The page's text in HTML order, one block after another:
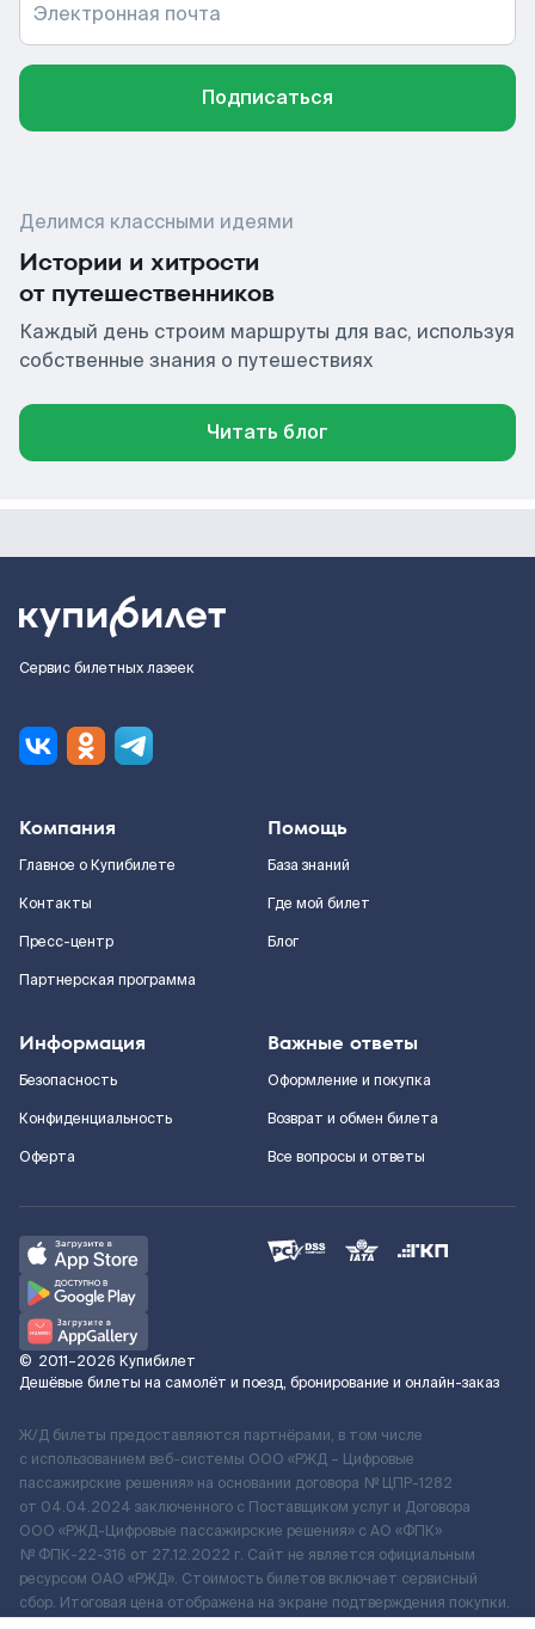
Электронная почта
Подписаться
Делимся классными идеями
Истории и хитрости
от путешественников
Каждый день строим маршруты для вас, используя
собственные знания о путешествиях
Читать блог
Сервис билетных лазеек
Компания
Главное о Купибилете
Контакты
Пресс-центр
Партнерская программа
Помощь
База знаний
Где мой билет
Блог
Информация
Безопасность
Конфиденциальность
Оферта
Важные ответы
Оформление и покупка
Возврат и обмен билета
Все вопросы и ответы
© 2011–2026 Купибилет
Дешёвые билеты на самолёт и поезд, бронирование и онлайн-заказ
Ж/Д билеты предоставляются партнёрами, в том числе
с использованием веб-системы ООО «РЖД – Цифровые
пассажирские решения» на основании договора № ЦПР-1282
от 04.04.2024 заключенного с Поставщиком услуг и Договора
ООО «РЖД-Цифровые пассажирские решения» c АО «ФПК»
№ ФПК-22-316 от 27.12.2022 г. Сайт не является официальным
ресурсом ОАО «РЖД». Стоимость билетов включает сервисный
сбор. Итоговая цена отображена на экране подтверждения покупки.